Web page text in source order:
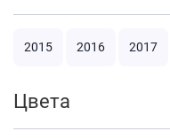
2015 2016 2017
Цвета